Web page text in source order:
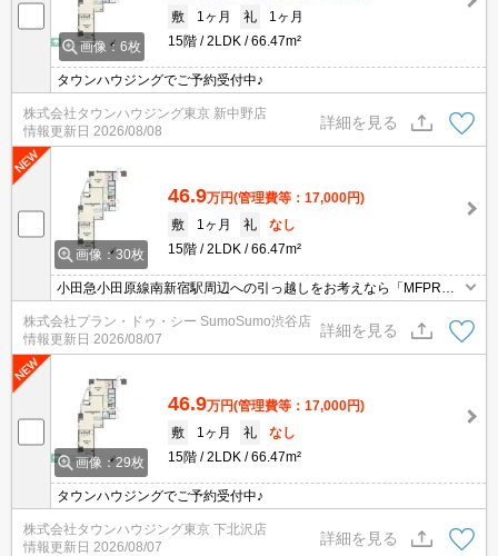
画像：6枚
敷
1ヶ月 礼
1ヶ月
15階
2LDK 66.47m²
タウンハウジングでご予約受付中♪
株式会社タウンハウジング東京 新中野店
情報更新日 2026/08/08
詳細を見る
画像：30枚
46.9万円(管理費等：17,000円)
敷
1ヶ月 礼
なし
15階
2LDK 66.47m²
小田急小田原線南新宿駅周辺への引っ越しをお考えなら「MFPR
代々木タワー」。マルマンストア 南新宿店まで68mです。共用部に
は宅配ボックス・ゴミ出し24時間OKなどが備わっておりとても充
実しています。2LDKは生活にゆとりができ穏やかな生活ができま
す。
株式会社プラン・ドゥ・シー SumoSumo渋谷店
情報更新日 2026/08/07
詳細を見る
画像：29枚
46.9万円(管理費等：17,000円)
敷
1ヶ月 礼
なし
15階
2LDK 66.47m²
タウンハウジングでご予約受付中♪
株式会社タウンハウジング東京 下北沢店
情報更新日 2026/08/07
詳細を見る